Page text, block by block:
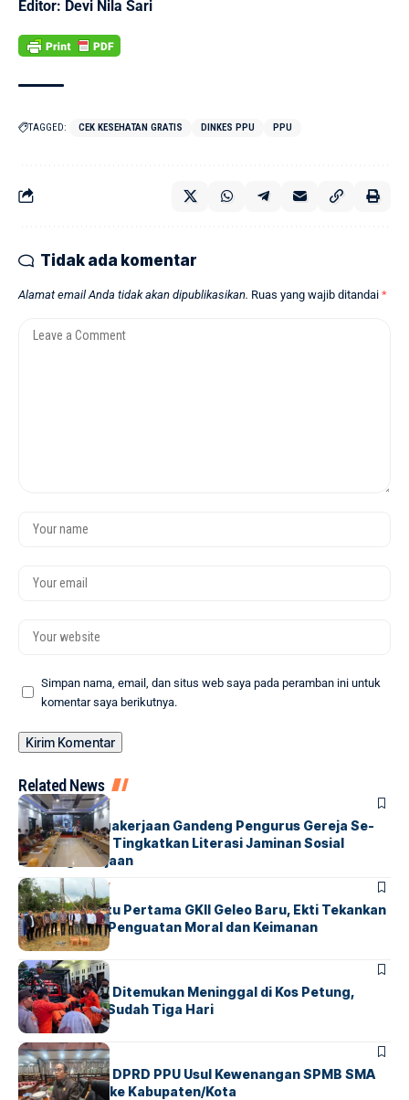
Editor: Devi Nila Sari
TAGGED: CEK KESEHATAN GRATIS DINKES PPU PPU
Tidak ada komentar
Alamat email Anda tidak akan dipublikasikan. Ruas yang wajib ditandai *
Simpan nama, email, dan situs web saya pada peramban ini untuk
komentar saya berikutnya.
Related News
BONTANGSOCIETY
BPJS Ketenagakerjaan Gandeng Pengurus Gereja Se-
Kota Bontang Tingkatkan Literasi Jaminan Sosial
Ketenagakerjaan
PARIWARASOCIETY
Peletakan Batu Pertama GKII Geleo Baru, Ekti Tekankan
Gereja Pusat Penguatan Moral dan Keimanan
PERISTIWAPPU
Penjual Sayur Ditemukan Meninggal di Kos Petung,
Diperkirakan Sudah Tiga Hari
KALTIMPPU
Ketua Komisi I DPRD PPU Usul Kewenangan SPMB SMA
Dikembalikan ke Kabupaten/Kota